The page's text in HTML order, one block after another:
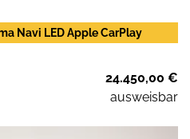
Navi LED Apple CarPlay
24.450,00 €
ausweisbar